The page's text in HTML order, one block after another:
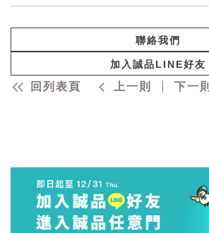
聯絡我們
加入誠品LINE好友
回列表頁 上一則 下一則